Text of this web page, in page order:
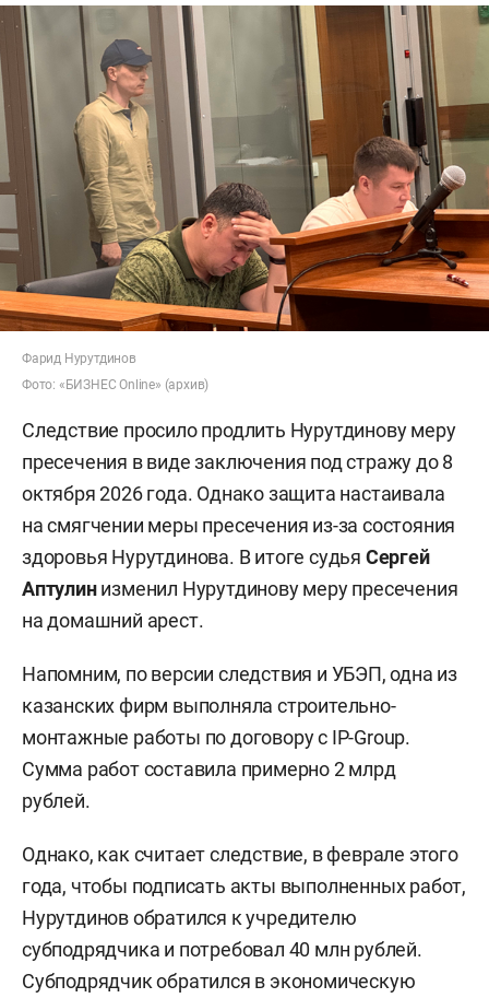
Фарид Нурутдинов
Фото: «БИЗНЕС Online» (архив)
Следствие просило продлить Нурутдинову меру
пресечения в виде заключения под стражу до 8
октября 2026 года. Однако защита настаивала
на смягчении меры пресечения из-за состояния
здоровья Нурутдинова. В итоге судья Сергей
Аптулинизменил Нурутдинову меру пресечения
на домашний арест.
Напомним, по версии следствия и УБЭП, одна из
казанских фирм выполняла строительно-
монтажные работы по договору с IP-Group.
Сумма работ составила примерно 2 млрд
рублей.
Однако, как считает следствие, в феврале этого
года, чтобы подписать акты выполненных работ,
Нурутдинов обратился к учредителю
субподрядчика и потребовал 40 млн рублей.
Субподрядчик обратился в экономическую